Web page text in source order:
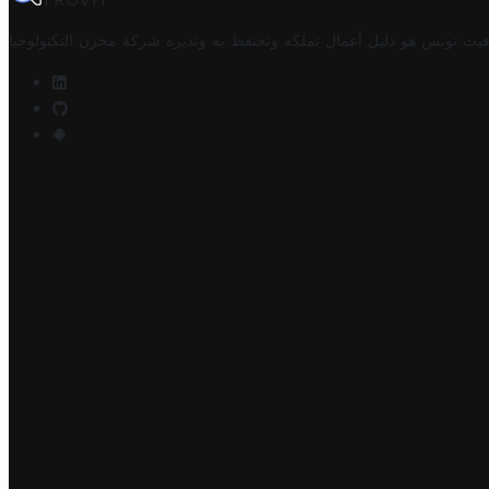
تونس هو دليل أعمال تملكه وتحتفظ به وتديره شركة مخزن التكنولوجيا